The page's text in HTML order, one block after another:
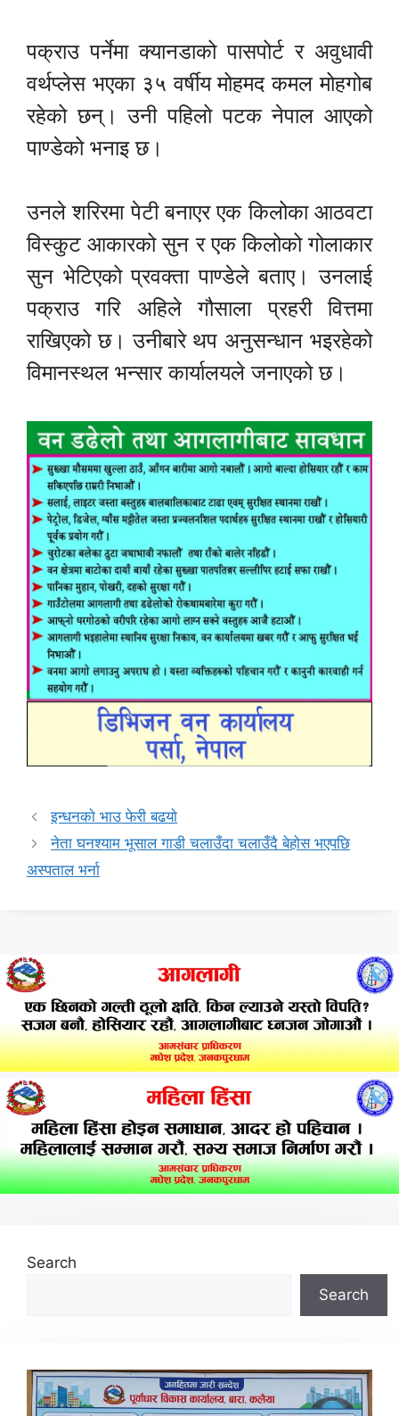
पक्राउ पर्नेमा क्यानडाको पासपोर्ट र अवुधावी
वर्थप्लेस भएका ३५ वर्षीय मोहमद कमल मोहगोब
रहेको छन्। उनी पहिलो पटक नेपाल आएको
पाण्डेको भनाइ छ।
उनले शरिरमा पेटी बनाएर एक किलोका आठवटा
विस्कुट आकारको सुन र एक किलोको गोलाकार
सुन भेटिएको प्रवक्ता पाण्डेले बताए। उनलाई
पक्राउ गरि अहिले गौसाला प्रहरी वित्तमा
राखिएको छ। उनीबारे थप अनुसन्धान भइरहेको
विमानस्थल भन्सार कार्यालयले जनाएको छ।
इन्धनकाे भाउ फेरी बढयाे
नेता घनश्याम भूसाल गाडी चलाउँदा चलाउँदै बेहोस भएपछि
अस्पताल भर्ना
Search
Search